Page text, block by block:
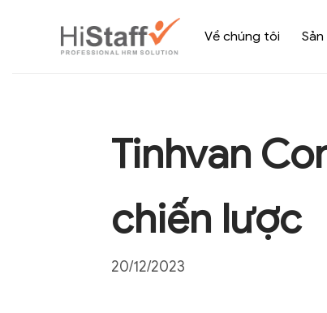
Về chúng tôi
Tinhvan
chiến lược
20/12/2023